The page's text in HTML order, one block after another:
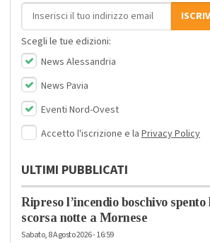
Indirizzo email
Scegli le tue edizioni:
News Alessandria
News Pavia
Eventi Nord-Ovest
Accetto l'iscrizione e la Privacy Policy
ULTIMI PUBBLICATI
Ripreso l’incendio boschivo spento
scorsa notte a Mornese
Sabato, 8 Agosto 2026 - 16:59